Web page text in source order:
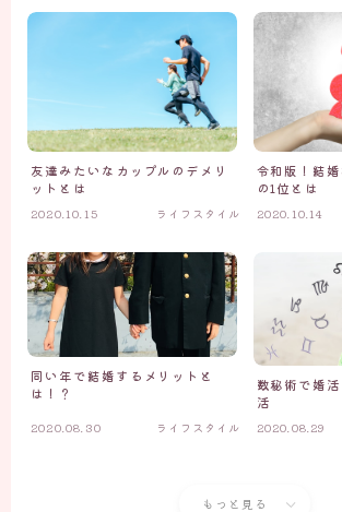
友達みたいなカップルのデメリ
ットとは
2020.10.15 ライフスタイル
令和版！結
の1位とは
2020.10.14
同い年で結婚するメリットと
は！？
2020.08.30 ライフスタイル
数秘術で婚
活
2020.08.29
もっと見る